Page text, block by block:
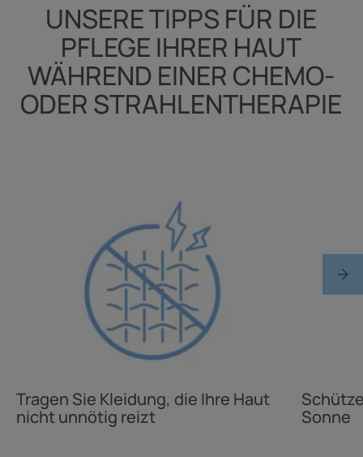
UNSERE TIPPS FÜR DIE
PFLEGE IHRER HAUT
WÄHREND EINER CHEMO-
ODER STRAHLENTHERAPIE
Tragen Sie Kleidung, die Ihre Haut
nicht unnötig reizt
Sonne